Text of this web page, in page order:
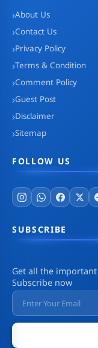
About Us
Contact Us
Privacy Policy
Terms & Condition
Comment Policy
Guest Post
Disclaimer
Sitemap
FOLLOW US
SUBSCRIBE
Get all the
Subscribe now